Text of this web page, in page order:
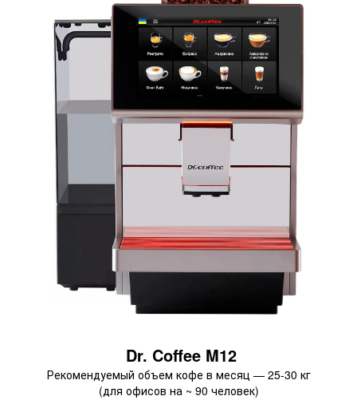
Dr. Coffee M12
Рекомендуемый объем кофе в месяц — 25-30 кг
(для офисов на ~ 90 человек)